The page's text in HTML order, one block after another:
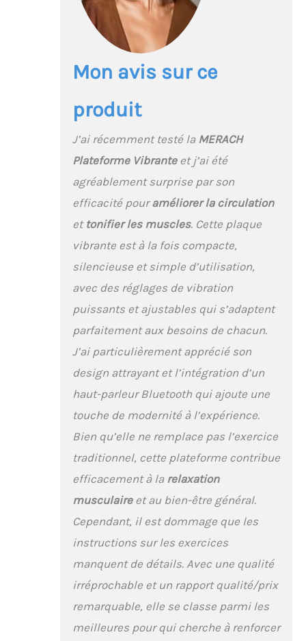
circulation et le
métabolisme. Elles
soulagent aussi la
douleur, réparent les
l’amplitude des
Polyvalents, Résultats
modes
manuel/automatique et
10 vitesses de vibration,
cette machine,
combinée aux bandes
de résistance, offre des
entraînements
complets. 10 minutes
par jour renforcent les
os et réduisent le
stress. 【Facile à
télécommande et
l'écran LED facilitent le
entraînements. Le
design antidérapant et
ABS garantissent la
stabilité, tandis que sa
un transport facile.
【Conception Stable &
Fiable】 Quatre
ventouses
antidérapantes
assurent la stabilité de
la machine et réduisent
le bruit pendant les
entraînements. Elle
supporte jusqu'à 136 kg
(300 lbs) et convient à
tous les utilisateurs.
Mon avis sur ce
produit
J’ai récemment testé la MERACH
Plateforme Vibranteet j’ai été
agréablement surprise par son
efficacité pouraméliorer la circulation
et tonifier les muscles. Cette plaque
vibrante est à la fois compacte,
silencieuse et simple d’utilisation,
avec des réglages de vibration
puissants et ajustables qui s’adaptent
parfaitement aux besoins de chacun.
J’ai particulièrement apprécié son
design attrayant et l’intégration d’un
haut-parleur Bluetooth qui ajoute une
touche de modernité à l’expérience.
Bien qu’elle ne remplace pas l’exercice
traditionnel, cette plateforme contribue
efficacement à la relaxation
musculaireet au bien-être général.
Cependant, il est dommage que les
instructions sur les exercices
manquent de détails. Avec une qualité
irréprochable et un rapport qualité/prix
remarquable, elle se classe parmi les
meilleures pour qui cherche à renforcer